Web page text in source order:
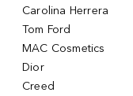
Carolina Herrera
Tom Ford
MAC Cosmetics
Dior
Creed